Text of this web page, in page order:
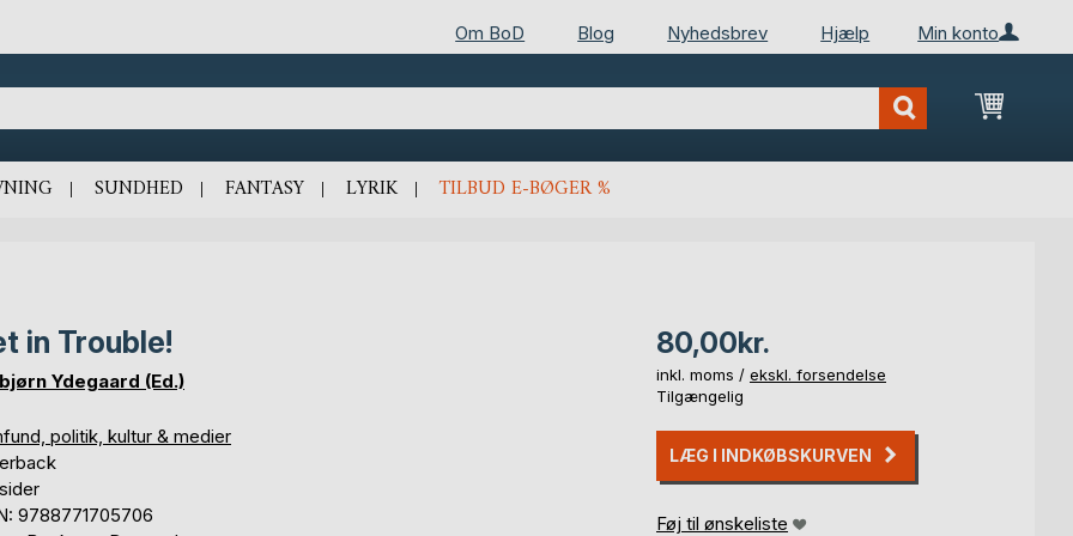
Min konto
Om BoD Blog Nyhedsbrev Hjælp
Min
SUNDHED FANTASY LYRIK TILBUD E-BØGER %
in Trouble!
Ydegaard (Ed.)
politik, kultur & medier
9788771705706
80,00kr.
inkl. moms / ekskl. forsendelse
Tilgængelig
LÆG I INDKØBSKURVEN
Føj til ønskeliste